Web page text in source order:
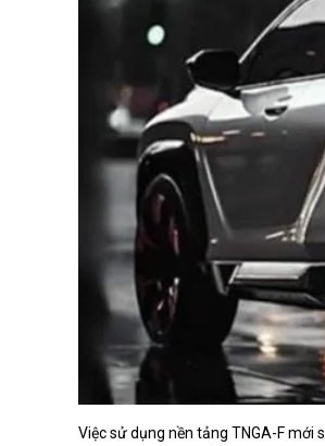
Việc sử dụng nền tảng TNGA-F mới